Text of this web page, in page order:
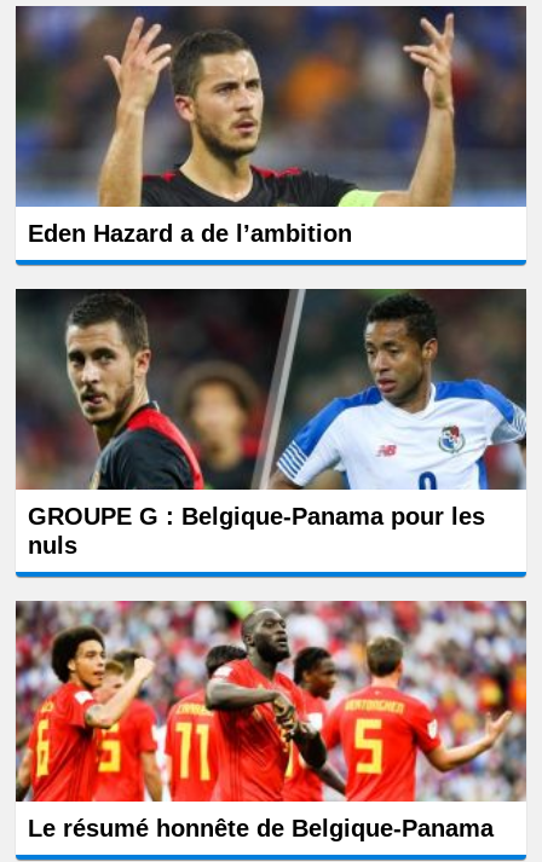
Eden Hazard a de l’ambition
GROUPE G : Belgique-Panama pour les
nuls
Le résumé honnête de Belgique-Panama